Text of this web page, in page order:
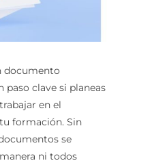
documento
paso clave si planeas
en el
formación. Sin
se
ni todos